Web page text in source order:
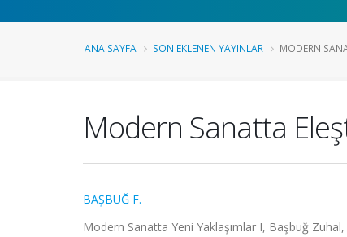
ANA SAYFA SON EKLENEN YAYINLAR MODERN
Modern Sanatta
BAŞBUĞ F.
Modern Sanatta Yeni Yaklaşımlar I, Başbuğ